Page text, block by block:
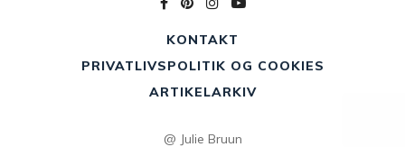
KONTAKT
PRIVATLIVSPOLITIK OG COOKIES
ARTIKELARKIV
@ Julie Bruun